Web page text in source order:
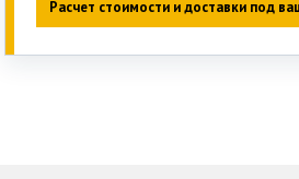
Расчет стоимости и доставки под